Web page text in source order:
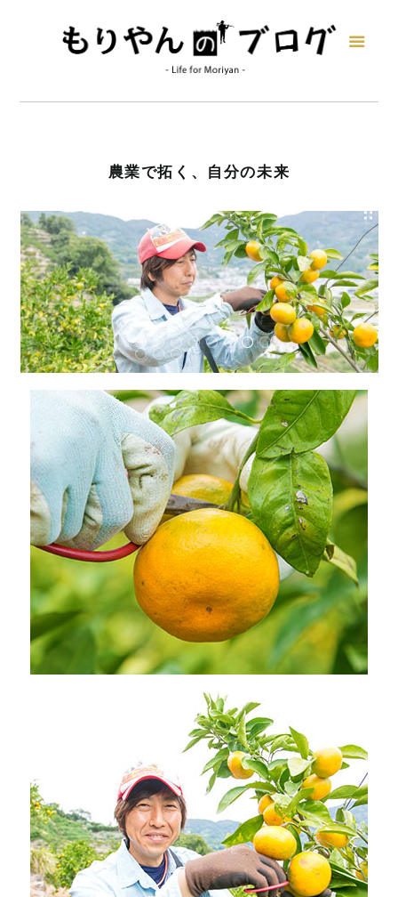
農業で拓く、自分の未来